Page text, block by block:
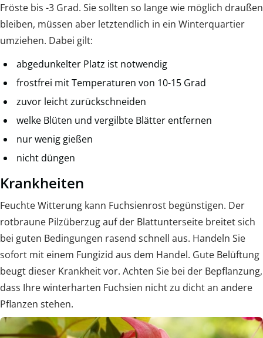
Fröste bis -3 Grad. Sie sollten so lange wie möglich draußen
bleiben, müssen aber letztendlich in ein Winterquartier
umziehen. Dabei gilt:
abgedunkelter Platz ist notwendig
frostfrei mit Temperaturen von 10-15 Grad
zuvor leicht zurückschneiden
welke Blüten und vergilbte Blätter entfernen
nur wenig gießen
nicht düngen
Krankheiten
Feuchte Witterung kann Fuchsienrost begünstigen. Der
rotbraune Pilzüberzug auf der Blattunterseite breitet sich
bei guten Bedingungen rasend schnell aus. Handeln Sie
sofort mit einem Fungizid aus dem Handel. Gute Belüftung
beugt dieser Krankheit vor. Achten Sie bei der Bepflanzung,
dass Ihre winterharten Fuchsien nicht zu dicht an andere
Pflanzen stehen.